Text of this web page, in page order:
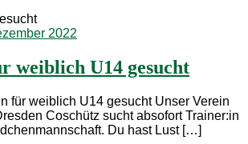
2022
weiblich U14 gesucht
für weiblich U14 gesucht Unser Verein
Coschütz sucht absofort Trainer:in
Du hast Lust […]